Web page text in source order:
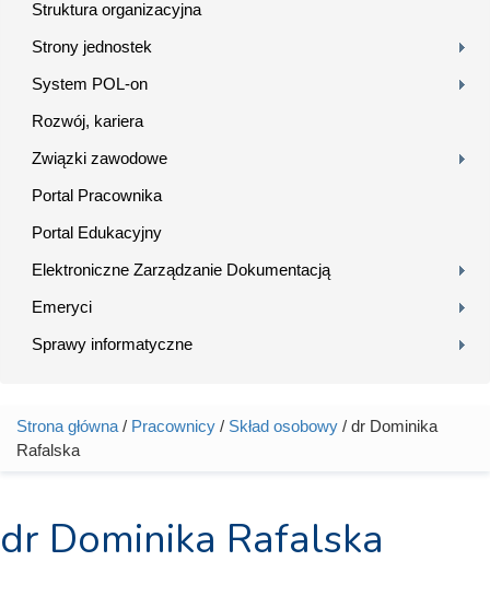
Struktura organizacyjna
Strony jednostek
System POL-on
Rozwój, kariera
Związki zawodowe
Portal Pracownika
Portal Edukacyjny
Elektroniczne Zarządzanie Dokumentacją
Emeryci
Sprawy informatyczne
Jesteś tutaj
Strona główna / Pracownicy / Skład osobowy / dr Dominika
Rafalska
dr Dominika Rafalska